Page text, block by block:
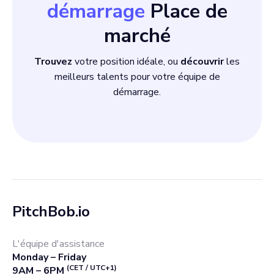
démarrage Place de
marché
Trouvez votre position idéale, ou découvrirles
meilleurs talents pour votre équipe de
démarrage.
PitchBob.io
L'équipe d'assistance
Monday – Friday
9AM – 6PM (CET / UTC+1)